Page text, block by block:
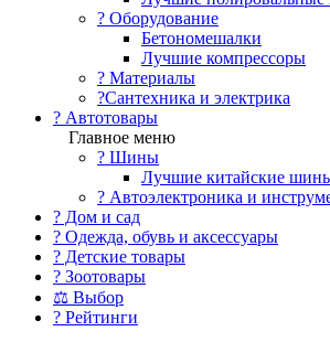
?️ Оборудование
Бетономешалки
Лучшие компрессоры
? Материалы
?Сантехника и электрика
? Автотовары
Главное меню
? Шины
Лучшие китайские
? Автоэлектроника и
? Дом и сад
? Одежда, обувь и аксессуары
? Детские товары
? Зоотовары
⚖ Выбор
? Рейтинги